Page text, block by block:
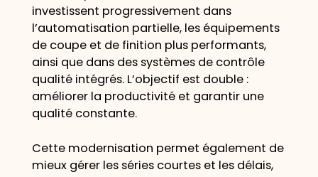
investissent progressivement dans
l’automatisation partielle, les équipements
de coupe et de finition plus performants,
ainsi que dans des systèmes de contrôle
qualité intégrés. L’objectif est double :
améliorer la productivité et garantir une
qualité constante.
Cette modernisation permet également de
mieux gérer les séries courtes et les délais,